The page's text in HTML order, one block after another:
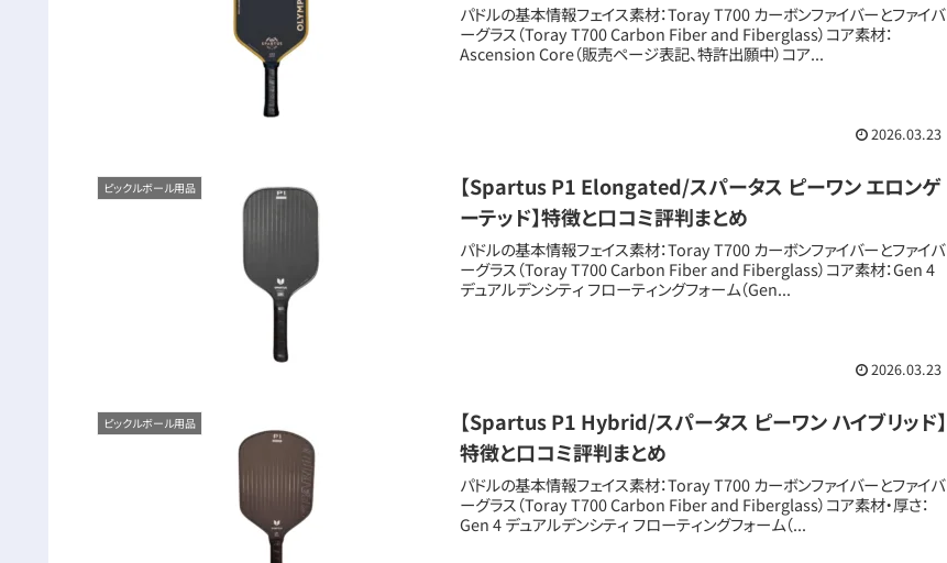
パドルの基本情報フェイス素材：Toray T700 カーボンファイバーとファイバ
ーグラス（Toray T700 Carbon Fiber and Fiberglass）コア素材：
Ascension Core（販売ページ表記、特許出願中）コア...
2026.03.23
ピックルボール用品
【Spartus P1 Elongated/スパータス ピーワン エロンゲ
ーテッド】特徴と口コミ評判まとめ
パドルの基本情報フェイス素材：Toray T700 カーボンファイバーとファイバ
ーグラス（Toray T700 Carbon Fiber and Fiberglass）コア素材：Gen 4
デュアルデンシティ フローティングフォーム（Gen...
2026.03.23
ピックルボール用品
【Spartus P1 Hybrid/スパータス ピーワン ハイブリッド】
特徴と口コミ評判まとめ
パドルの基本情報フェイス素材：Toray T700 カーボンファイバーとファイバ
ーグラス（Toray T700 Carbon Fiber and Fiberglass）コア素材・厚さ：
Gen 4 デュアルデンシティ フローティングフォーム（...